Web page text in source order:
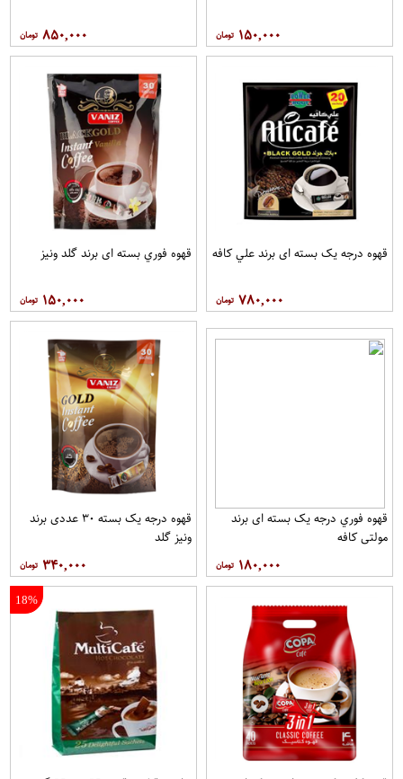
۱۵۰,۰۰۰ ۸۵۰,۰۰۰
قهوه درجه یک بسته ای برند علي کافه
۷۸۰,۰۰۰
قهوه فوري بسته ای برند گلد ونيز
۱۵۰,۰۰۰
قهوه فوري درجه یک بسته ای برند
مولتي کافه
۱۸۰,۰۰۰
قهوه درجه یک بسته ۳۰ عددی برند
ونيز گلد
۳۴۰,۰۰۰
18%